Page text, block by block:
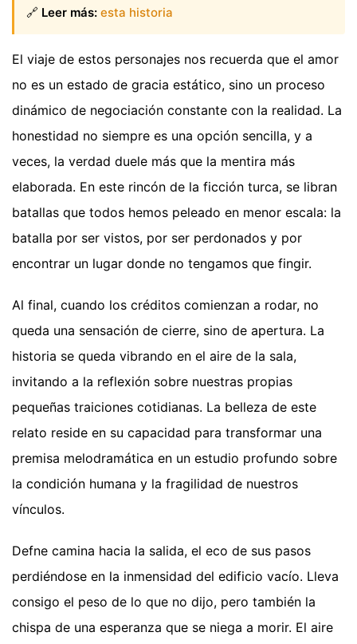
🔗 Leer más: esta historia
El viaje de estos personajes nos recuerda que el amor
no es un estado de gracia estático, sino un proceso
dinámico de negociación constante con la realidad. La
honestidad no siempre es una opción sencilla, y a
veces, la verdad duele más que la mentira más
elaborada. En este rincón de la ficción turca, se libran
batallas que todos hemos peleado en menor escala: la
batalla por ser vistos, por ser perdonados y por
encontrar un lugar donde no tengamos que fingir.
Al final, cuando los créditos comienzan a rodar, no
queda una sensación de cierre, sino de apertura. La
historia se queda vibrando en el aire de la sala,
invitando a la reflexión sobre nuestras propias
pequeñas traiciones cotidianas. La belleza de este
relato reside en su capacidad para transformar una
premisa melodramática en un estudio profundo sobre
la condición humana y la fragilidad de nuestros
vínculos.
Defne camina hacia la salida, el eco de sus pasos
perdiéndose en la inmensidad del edificio vacío. Lleva
consigo el peso de lo que no dijo, pero también la
chispa de una esperanza que se niega a morir. El aire